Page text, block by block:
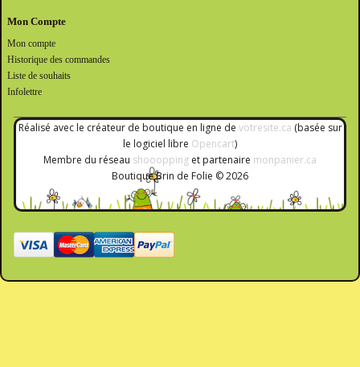
Mon Compte
Mon compte
Historique des commandes
Liste de souhaits
Infolettre
Réalisé avec le créateur de boutique en ligne de votresite.ca (basée sur
le logiciel libre Opencart)
Membre du réseau shooopping et partenaire monpanier.ca
Boutique Brin de Folie © 2026